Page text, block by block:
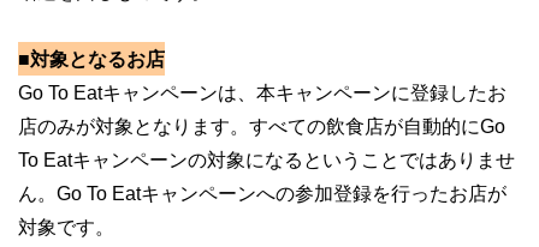
■対象となるお店
Go To Eatキャンペーンは、本キャンペーンに登録したお
店のみが対象となります。すべての飲食店が自動的にGo
To Eatキャンペーンの対象になるということではありませ
ん。Go To Eatキャンペーンへの参加登録を行ったお店が
対象です。